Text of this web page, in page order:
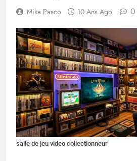
Mika Pasco 10 Ans Ago 0
salle de jeu video collectionneur